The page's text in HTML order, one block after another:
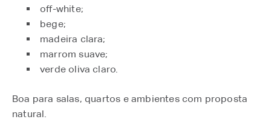
off-white;
bege;
madeira clara;
marrom suave;
verde oliva claro.
Boa para salas, quartos e ambientes com proposta
natural.